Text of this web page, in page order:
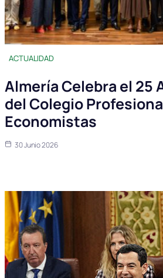
ACTUALIDAD
Almería Celebra el 25
del Colegio
Economistas
30 Junio 2026